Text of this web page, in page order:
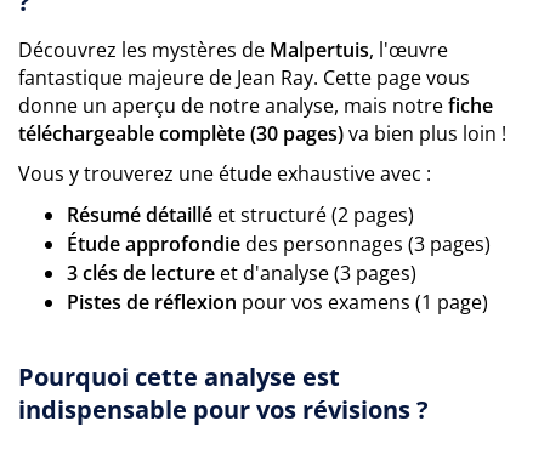
Découvrez les mystères de Malpertuis, l'œuvre
fantastique majeure de Jean Ray. Cette page vous
donne un aperçu de notre analyse, mais notrefiche
téléchargeable complète (30 pages)va bien plus loin !
Vous y trouverez une étude exhaustive avec :
Résumé détaillé et structuré (2 pages)
Étude approfondiedes personnages (3 pages)
3 clés de lecture et d'analyse (3 pages)
Pistes de réflexion pour vos examens (1 page)
Pourquoi cette analyse est
indispensable pour vos révisions ?